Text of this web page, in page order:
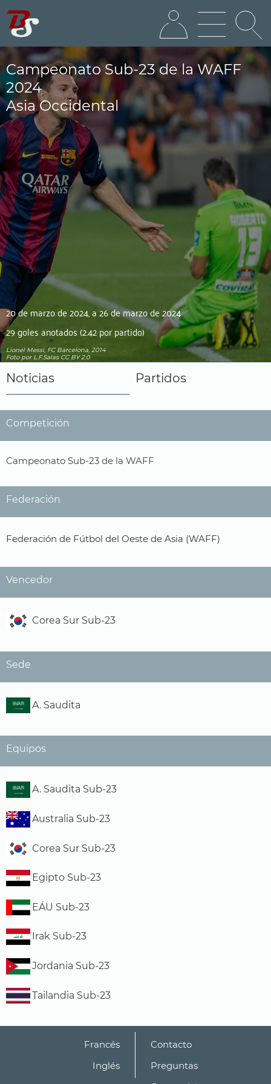
Campeonato Sub-23 de la WAFF
2024
Asia Occidental
20 de marzo de 2024, a 26 de marzo de 2024
29 goles anotados (2.42 por partido)
Lionel Messi, FC Barcelona, 2014
Fotopor L.F.Salas CC BY 2.0
Noticias Partidos
Competición
Campeonato Sub-23 de la WAFF
Federación
Federación de Fútbol del Oeste de Asia (WAFF)
Vencedor
Corea Sur Sub-23
Sede
A. Saudita
Equipos
A. Saudita Sub-23
Australia Sub-23
Corea Sur Sub-23
Egipto Sub-23
EÁU Sub-23
Irak Sub-23
Jordania Sub-23
Tailandia Sub-23
Francés
Inglés
Contacto
Preguntas